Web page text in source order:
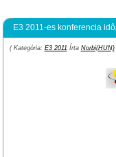
E3 2011-es konferencia
( Kategória: E3 2011Írta Norbi(HUN)